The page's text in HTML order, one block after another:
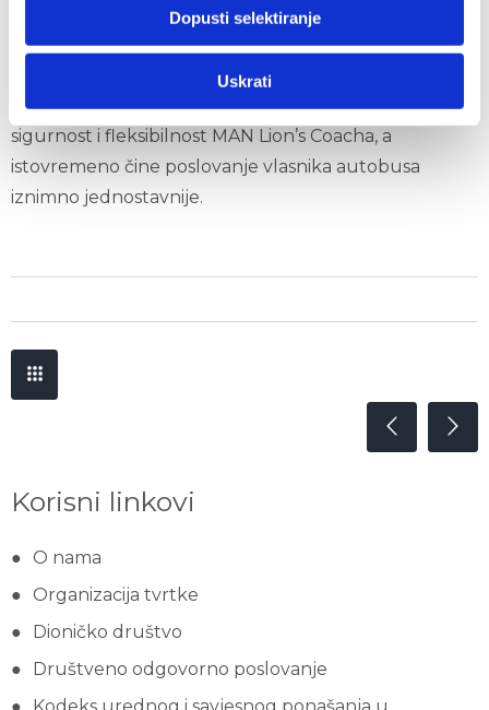
Dopusti selektiranje
Uskrati
pokretanja i promjene brzina u svim situacijama u
vožnji. Suradnja između komponenti čini MAN Lion's
Coach osobito učinkovitim i doprinosi smanjenju
potrošnje goriva. Svi ovi aspekti zaslužni su za
sigurnost i fleksibilnost MAN Lion’s Coacha, a
istovremeno čine poslovanje vlasnika autobusa
iznimno jednostavnije.
Korisni linkovi
O nama
Organizacija tvrtke
Dioničko društvo
Društveno odgovorno poslovanje